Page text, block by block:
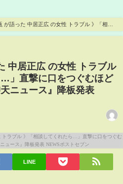
が語った 中居正広 の女性 トラブル 》「相談
の深刻さ『ザ！世界仰天ニュース』降板発表
中居正広 の女性 トラブル
」直撃に口をつぐむほど
ニュース』降板発表
LINE